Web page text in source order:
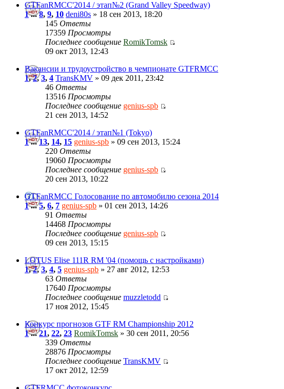
GTFanRMCC'2014 / этап№2 (Grand Valley Speedway)
1...8, 9, 10 deni80s » 18 сен 2013, 18:20
145 Ответы
17359 Просмотры
Последнее сообщение RomikTomsk
09 окт 2013, 12:43
Вакансии и трудоустройство в чемпионате GTFRMCC
1,2,3, 4 TransKMV » 09 дек 2011, 23:42
46 Ответы
13516 Просмотры
Последнее сообщение genius-spb
21 сен 2013, 14:52
GTFanRMCC'2014 / этап№1 (Tokyo)
1...13, 14, 15 genius-spb » 09 сен 2013, 15:24
220 Ответы
19060 Просмотры
Последнее сообщение genius-spb
20 сен 2013, 10:22
GTFanRMCC Голосование по автомобилю сезона 2014
1...5, 6, 7 genius-spb » 01 сен 2013, 14:26
91 Ответы
14468 Просмотры
Последнее сообщение genius-spb
09 сен 2013, 15:15
LOTUS Elise 111R RM '04 (помощь с настройками)
1,2,3, 4, 5 genius-spb » 27 авг 2012, 12:53
63 Ответы
17640 Просмотры
Последнее сообщение muzzletodd
17 ноя 2012, 15:45
Конкурс прогнозов GTF RM Championship 2012
1...21, 22, 23 RomikTomsk » 30 сен 2011, 20:56
339 Ответы
28876 Просмотры
Последнее сообщение TransKMV
17 окт 2012, 12:59